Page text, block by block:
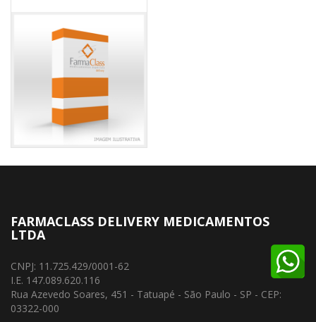
FARMACLASS DELIVERY MEDICAMENTOS
LTDA
CNPJ: 11.725.429/0001-62
I.E. 147.089.620.116
Rua Azevedo Soares, 451 - Tatuapé - São Paulo - SP - CEP:
03322-000